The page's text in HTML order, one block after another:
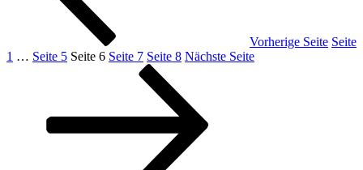
Vorherige Seite Seite
1 … Seite 5 Seite 6 Seite 7 Seite 8 Nächste Seite